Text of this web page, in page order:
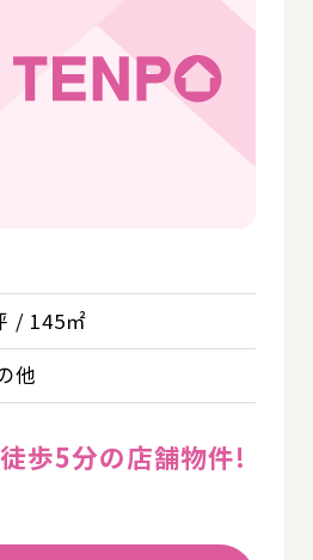
/ 145㎡
他
歩5分の店舗物件!